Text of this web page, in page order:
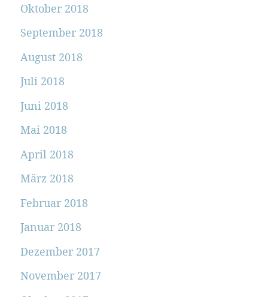
Oktober 2018
September 2018
August 2018
Juli 2018
Juni 2018
Mai 2018
April 2018
März 2018
Februar 2018
Januar 2018
Dezember 2017
November 2017